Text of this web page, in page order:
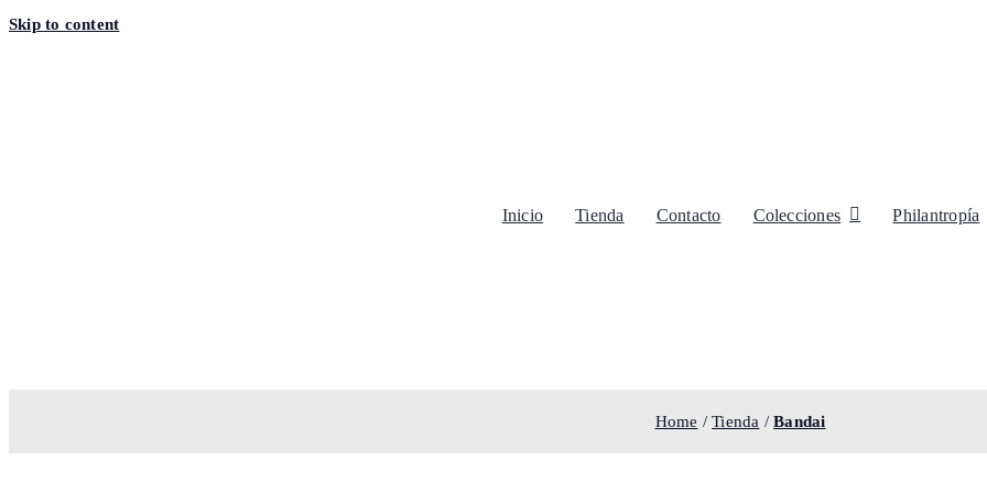
Skip to content
Inicio Tienda Contacto Colecciones Philantropía
Home /Tienda /Bandai